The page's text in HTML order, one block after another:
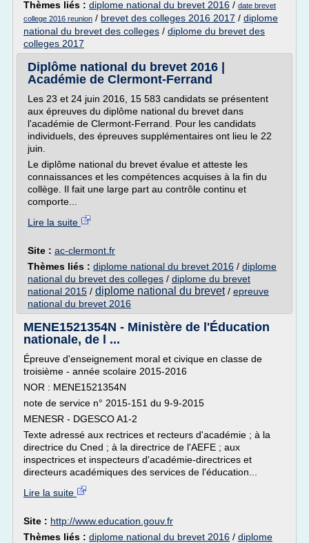
Thèmes liés : diplome national du brevet 2016 / date brevet
college 2016 reunion / brevet des colleges 2016 2017 / diplome
national du brevet des colleges / diplome du brevet des
colleges 2017
Diplôme national du brevet 2016 |
Académie de Clermont-Ferrand
Les 23 et 24 juin 2016, 15 583 candidats se présentent
aux épreuves du diplôme national du brevet dans
l'académie de Clermont-Ferrand. Pour les candidats
individuels, des épreuves supplémentaires ont lieu le 22
juin.
Le diplôme national du brevet évalue et atteste les
connaissances et les compétences acquises à la fin du
collège. Il fait une large part au contrôle continu et
comporte...
Lire la suite
Site : ac-clermont.fr
Thèmes liés : diplome national du brevet 2016 / diplome
national du brevet des colleges / diplome du brevet
national 2015 / diplome national du brevet/ epreuve
national du brevet 2016
MENE1521354N - Ministère de l'Éducation
nationale, de l ...
Épreuve d'enseignement moral et civique en classe de
troisième - année scolaire 2015-2016
NOR : MENE1521354N
note de service n° 2015-151 du 9-9-2015
MENESR - DGESCO A1-2
Texte adressé aux rectrices et recteurs d'académie ; à la
directrice du Cned ; à la directrice de l'AEFE ; aux
inspectrices et inspecteurs d'académie-directrices et
directeurs académiques des services de l'éducation...
Lire la suite
Site : http://www.education.gouv.fr
Thèmes liés : diplome national du brevet 2016 / diplome